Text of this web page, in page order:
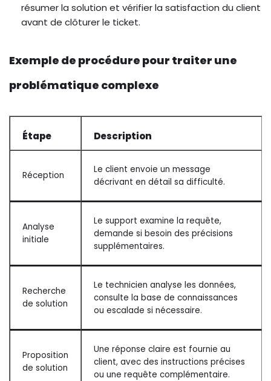
résumer la solution et vérifier la satisfaction du client
avant de clôturer le ticket.
Exemple de procédure pour traiter une
problématique complexe
Étape Description
Réception
Le client envoie un message
décrivant en détail sa difficulté.
Analyse
initiale
Le support examine la requête,
demande si besoin des précisions
supplémentaires.
Recherche
de solution
Le technicien analyse les données,
consulte la base de connaissances
ou escalade si nécessaire.
Proposition
de solution
Une réponse claire est fournie au
client, avec des instructions précises
ou une requête complémentaire.